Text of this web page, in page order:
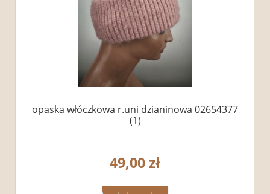
opaska włóczkowa r.uni dzianinowa 02654377
(1)
49,00 zł